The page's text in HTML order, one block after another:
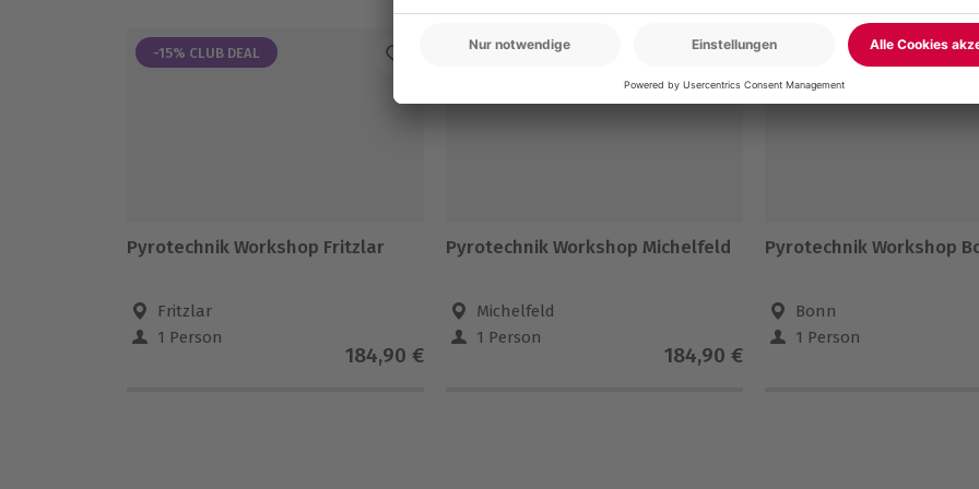
-15% CLUB DEAL
Pyrotechnik Workshop Fritzlar
Fritzlar
1 Person
184,90 €
Pyrotechnik Workshop Michelfeld
Michelfeld
1 Person
184,90 €
-15% CLUB DEAL
Pyrotechnik Workshop
Bonn
1 Person